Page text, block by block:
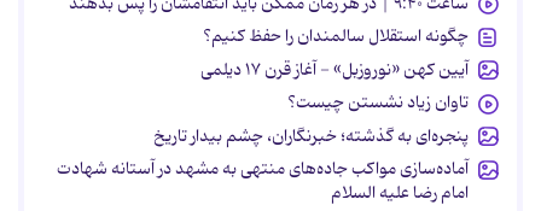
چگونه استقلال سالمندان را حفظ کنیم؟
آیین کهن «نوروزبل» - آغاز قرن ۱۷ دیلمی
تاوان زیاد نشستن چیست؟
پنجره‌ای به گذشته؛ خبرنگاران، چشم بیدار تاریخ
آماده‌سازی مواکب جاده‌های منتهی به مشهد در آستانه شهادت
امام رضا علیه السلام